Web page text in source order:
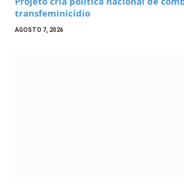
transfeminicídio
AGOSTO 7, 2026